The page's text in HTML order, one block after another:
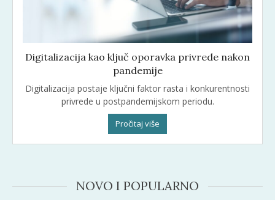
Digitalizacija kao ključ oporavka privrede nakon
pandemije
Digitalizacija postaje ključni faktor rasta i konkurentnosti
privrede u postpandemijskom periodu.
Pročitaj više
NOVO I POPULARNO